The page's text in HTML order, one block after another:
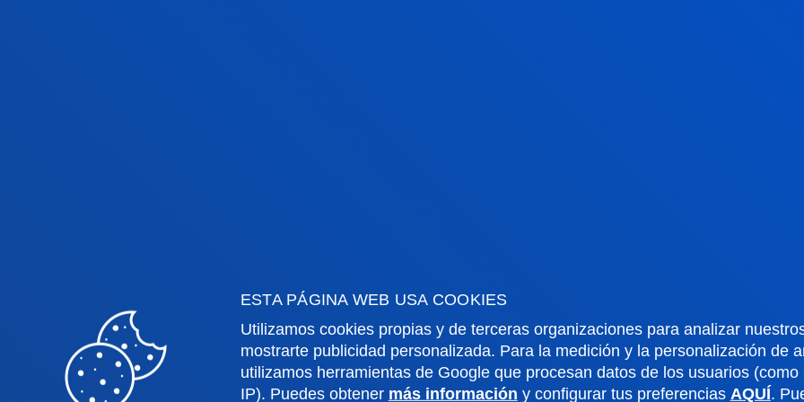
ESTA PÁGINA WEB USA COOKIES
Utilizamos cookies propias y de terceras organizaciones para analizar
mostrarte publicidad personalizada. Para la medición y la personalización de
utilizamos herramientas de Google que procesan datos de los usuarios (como
IP). Puedes obtener más información y configurar tus preferencias AQUÍ.
Educación y Deporte
Ingeniería
Teología
Deusto Alumni
Archivo universitario
Publicaciones
Gabinete de prensa